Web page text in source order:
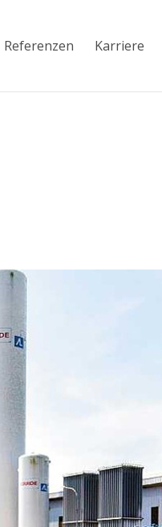
Referenzen Karriere